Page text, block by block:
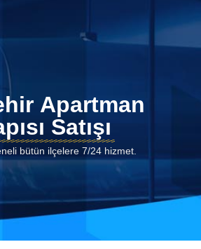
Apartman
Satışı
bütün ilçelere 7/24 hizmet.